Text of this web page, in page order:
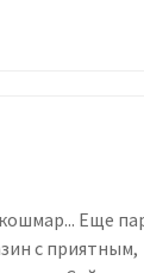
Еще
с приятным,